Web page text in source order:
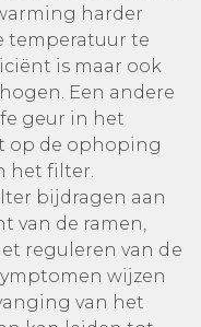
harder
temperatuur te
is maar ook
Een andere
geur in het
op de ophoping
het filter.
bijdragen aan
van de ramen,
reguleren van de
wijzen
van het